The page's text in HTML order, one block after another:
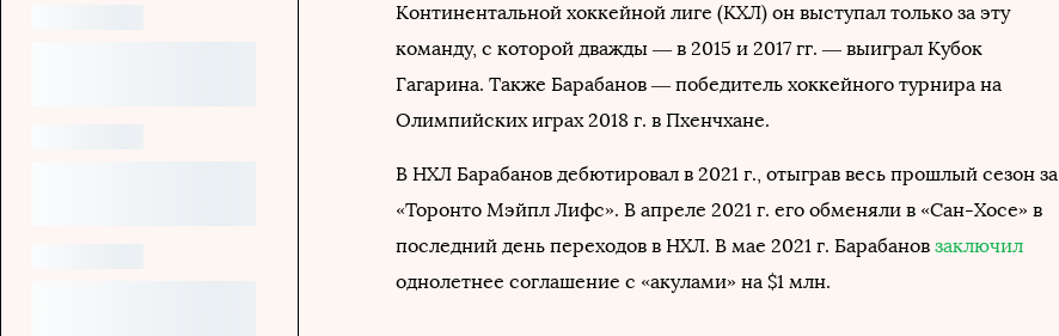
Континентальной хоккейной лиге (КХЛ) он выступал только за эту
команду, с которой дважды — в 2015 и 2017 гг. — выиграл Кубок
Гагарина. Также Барабанов — победитель хоккейного турнира на
Олимпийских играх 2018 г. в Пхенчхане.
В НХЛ Барабанов дебютировал в 2021 г., отыграв весь прошлый сезон за
«Торонто Мэйпл Лифс». В апреле 2021 г. его обменяли в «Сан-Хосе» в
последний день переходов в НХЛ. В мае 2021 г. Барабанов заключил
однолетнее соглашение с «акулами» на $1 млн.